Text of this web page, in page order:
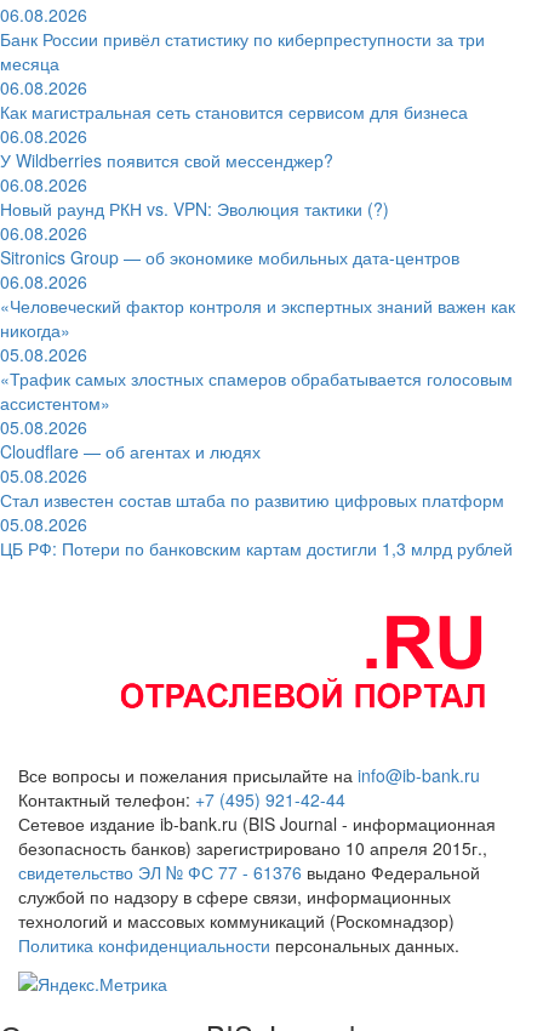
06.08.2026
Банк России привёл статистику по киберпреступности за три
месяца
06.08.2026
Как магистральная сеть становится сервисом для бизнеса
06.08.2026
У Wildberries появится свой мессенджер?
06.08.2026
Новый раунд РКН vs. VPN: Эволюция тактики (?)
06.08.2026
Sitronics Group — об экономике мобильных дата-центров
06.08.2026
«Человеческий фактор контроля и экспертных знаний важен как
никогда»
05.08.2026
«Трафик самых злостных спамеров обрабатывается голосовым
ассистентом»
05.08.2026
Cloudflare — об агентах и людях
05.08.2026
Стал известен состав штаба по развитию цифровых платформ
05.08.2026
ЦБ РФ: Потери по банковским картам достигли 1,3 млрд рублей
Все вопросы и пожелания присылайте на info@ib-bank.ru
Контактный телефон: +7 (495) 921-42-44
Сетевое издание ib-bank.ru (BIS Journal - информационная
безопасность банков) зарегистрировано 10 апреля 2015г.,
свидетельство ЭЛ № ФС 77 - 61376 выдано Федеральной
службой по надзору в сфере связи, информационных
технологий и массовых коммуникаций (Роскомнадзор)
Политика конфиденциальности персональных данных.